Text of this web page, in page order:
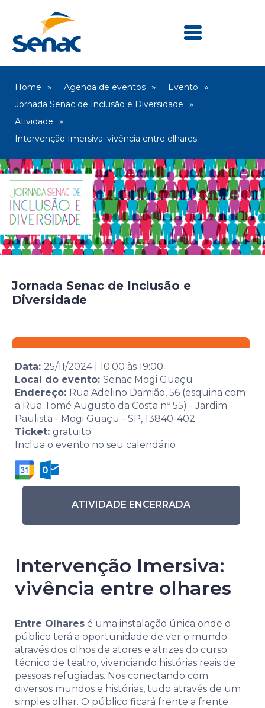
Home Agenda de eventos
Evento
Jornada Senac de Inclusão e Diversidade
Atividade
Intervenção Imersiva: vivência entre olhares
Jornada Senac de Inclusão e
Diversidade
Data: 25/11/2024| 10:00 às 19:00
Local do evento: Senac Mogi Guaçu
Endereço: Rua Adelino Damião, 56 (esquina com
a Rua Tomé Augusto da Costa nº 55) - Jardim
Paulista - Mogi Guaçu - SP, 13840-402
Ticket: gratuito
Inclua o evento no seu calendário
ATIVIDADE ENCERRADA
Intervenção Imersiva:
vivência entre olhares
Entre Olhares é uma instalação única onde o
público terá a oportunidade de ver o mundo
através dos olhos de atores e atrizes do curso
técnico de teatro, vivenciando histórias reais de
pessoas refugiadas. Nos conectando com
diversos mundos e histórias, tudo através de um
simples olhar. O público ficará frente a frente